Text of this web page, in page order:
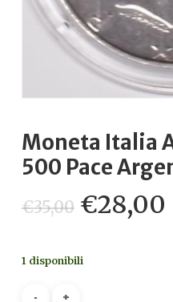
Moneta Italia
500 Pace
€35,00 Il
prezzo
originale
€28,00
1 disponibili